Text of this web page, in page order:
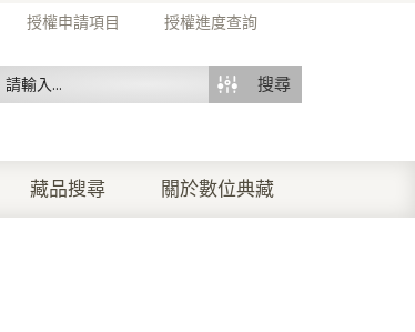
授權申請項目 授權進度查詢
搜尋
藏品搜尋 關於數位典藏